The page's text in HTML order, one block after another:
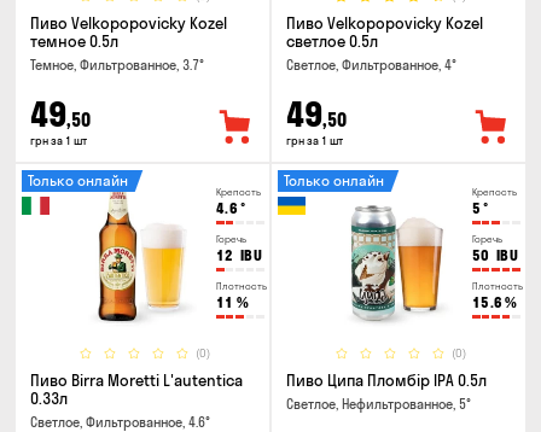
Пиво Velkopopovicky Kozel
темное 0.5л
Темное, Фильтрованное, 3.7°
49,50
грн за 1 шт
Пиво Velkopopovicky Kozel
светлое 0.5л
Светлое, Фильтрованное, 4°
49,50
грн за 1 шт
Крепость
4.6 °
Горечь
12 IBU
Плотность
11 %
(0)
Только онлайн
Пиво Birra Moretti L'autentica
0.33л
Светлое, Фильтрованное, 4.6°
Крепость
5 °
Горечь
50 IBU
Плотность
15.6 %
(0)
Только онлайн
Пиво Ципа Пломбір IPA 0.5л
Светлое, Нефильтрованное, 5°